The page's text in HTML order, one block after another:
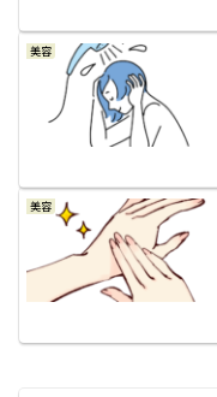
美容
美容